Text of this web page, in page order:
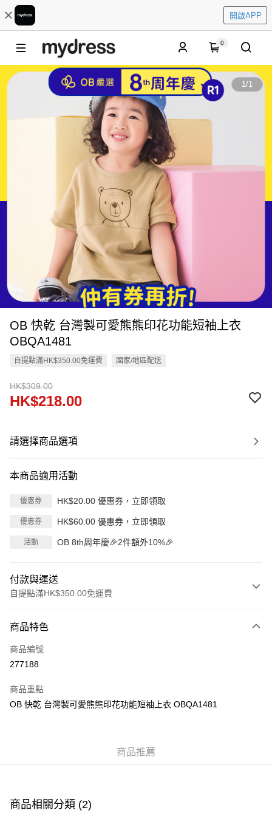
開啟APP
0
1/1
OB 快乾 台灣製可愛熊熊印花功能短袖上衣
OBQA1481
自提點滿HK$350.00免運費 國家/地區配送
HK$309.00
HK$218.00
請選擇商品選項
本商品適用活動
優惠券 HK$20.00 優惠券，立即領取
優惠券 HK$60.00 優惠券，立即領取
活動 OB 8th周年慶🎉2件額外10%🎉
付款與運送
自提點滿HK$350.00免運費
信用卡
Apple Pay
PayMe
付款後順豐站及營業點
商品特色
商品編號
277188
商品重點
OB 快乾 台灣製可愛熊熊印花功能短袖上衣 OBQA1481
商品推薦
商品相關分類 (2)